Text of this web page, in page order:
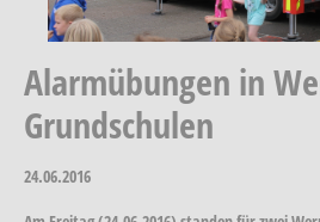
Alarmübungen in
Grundschulen
24.06.2016